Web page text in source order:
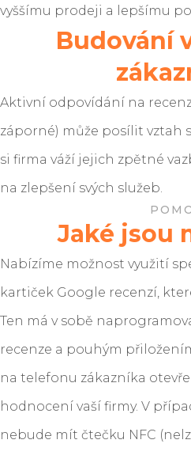
vyššímu prodeji a lepšímu
Budování
Aktivní odpovídání na
záporné) může posílit vztah
si firma váží jejich zpětné
na zlepšení svých služeb.
Jaké jsou
Nabízíme možnost využití
kartiček Google recenzí,
Ten má v sobě
recenze a pouhým
na telefonu zákazníka
hodnocení vaší firmy. V
nebude mít čtečku NFC